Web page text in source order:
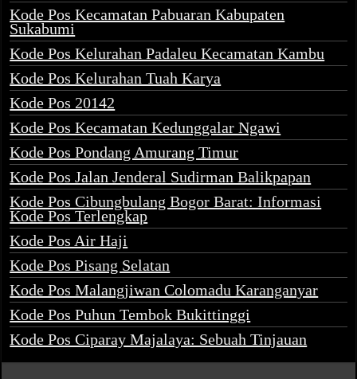
Kode Pos Kecamatan Pabuaran Kabupaten
Sukabumi
Kode Pos Kelurahan Padaleu Kecamatan Kambu
Kode Pos Kelurahan Tuah Karya
Kode Pos 20142
Kode Pos Kecamatan Kedunggalar Ngawi
Kode Pos Pondang Amurang Timur
Kode Pos Jalan Jenderal Sudirman Balikpapan
Kode Pos Cibungbulang Bogor Barat: Informasi
Kode Pos Terlengkap
Kode Pos Air Haji
Kode Pos Pisang Selatan
Kode Pos Malangjiwan Colomadu Karanganyar
Kode Pos Puhun Tembok Bukittinggi
Kode Pos Ciparay Majalaya: Sebuah Tinjauan